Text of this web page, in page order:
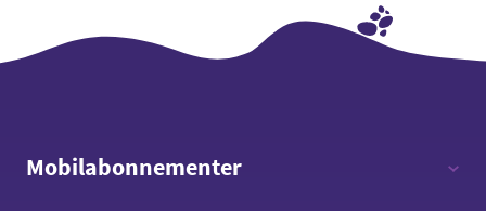
Mobilabonnementer